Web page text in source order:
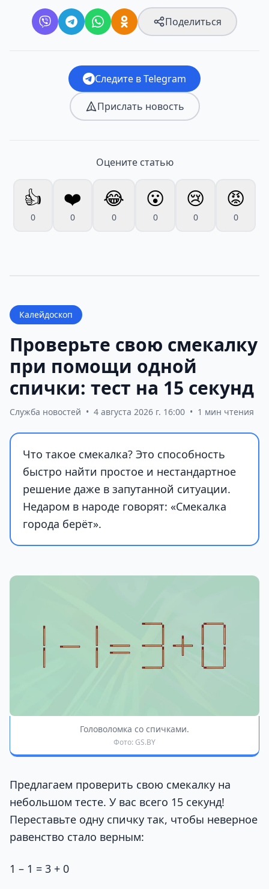
Поделиться
Следите в Telegram
Прислать новость
Оцените статью
👍
0
❤️
0
😂
0
😮
0
😢
0
😡
0
Калейдоскоп
Проверьте свою смекалку
при помощи одной
спички: тест на 15 секунд
Служба новостей • 4 августа 2026 г. 16:00 • 1 мин чтения
Что такое смекалка? Это способность
быстро найти простое и нестандартное
решение даже в запутанной ситуации.
Недаром в народе говорят: «Смекалка
города берёт».
Головоломка со спичками.
Фото: GS.BY
Предлагаем проверить свою смекалку на
небольшом тесте. У вас всего 15 секунд!
Переставьте одну спичку так, чтобы неверное
равенство стало верным:
1 – 1 = 3 + 0